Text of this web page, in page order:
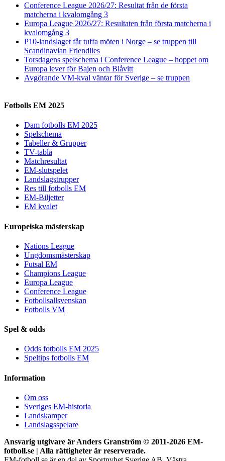
Conference League 2026/27: Resultat från de första
matcherna i kvalomgång 3
Europa League 2026/27: Resultaten från första matcherna i
kvalomgång 3
P10-landslaget får tuffa möten i Norge – se truppen till
Scandinavian Friendlies
Torsdagens spelschema i Conference League – hoppet om
Europa lever för Bajen och Blåvitt
Avgörande VM-kval väntar för Sverige – se truppen
Fotbolls EM 2025
Dam fotbolls EM 2025
Spelschema
Tabeller & Grupper
TV-tablå
Matchresultat
EM-slutspelet
Landslagstrupper
Res till fotbolls EM
EM-Biljetter
EM kvalet
Europeiska mästerskap
Nations League
Ungdomsmästerskap
Futsal EM
Champions League
Europa League
Conference League
Fotbollsallsvenskan
Fotbolls VM
Spel & odds
Odds fotbolls EM 2025
Speltips fotbolls EM
Information
Om oss
Sveriges EM-historia
Landskamper
Landslagsspelare
Ansvarig utgivare är Anders Granström © 2011-2026 EM-
fotboll.se | Alla rättigheter är reserverade.